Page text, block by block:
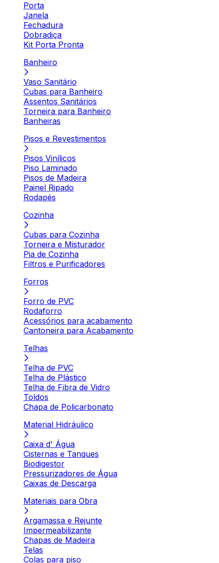
Porta
Janela
Fechadura
Dobradiça
Kit Porta Pronta
Banheiro
Vaso Sanitário
Cubas para Banheiro
Assentos Sanitários
Torneira para Banheiro
Banheiras
Pisos e Revestimentos
Pisos Vinílicos
Piso Laminado
Pisos de Madeira
Painel Ripado
Rodapés
Cozinha
Cubas para Cozinha
Torneira e Misturador
Pia de Cozinha
Filtros e Purificadores
Forros
Forro de PVC
Rodaforro
Acessórios para acabamento
Cantoneira para Acabamento
Telhas
Telha de PVC
Telha de Plástico
Telha de Fibra de Vidro
Toldos
Chapa de Policarbonato
Material Hidráulico
Caixa d' Água
Cisternas e Tanques
Biodigestor
Pressurizadores de Água
Caixas de Descarga
Materiais para Obra
Argamassa e Rejunte
Impermeabilizante
Chapas de Madeira
Telas
Colas para piso